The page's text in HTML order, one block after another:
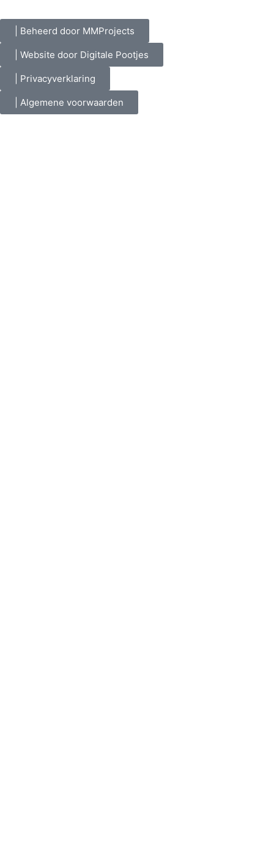
| Beheerd door MMProjects
| Website door Digitale Pootjes
| Privacyverklaring
| Algemene voorwaarden